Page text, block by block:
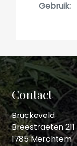
Gebruik
Contact
Bruckeveld
Breestraeten 211
1785 Merchtem